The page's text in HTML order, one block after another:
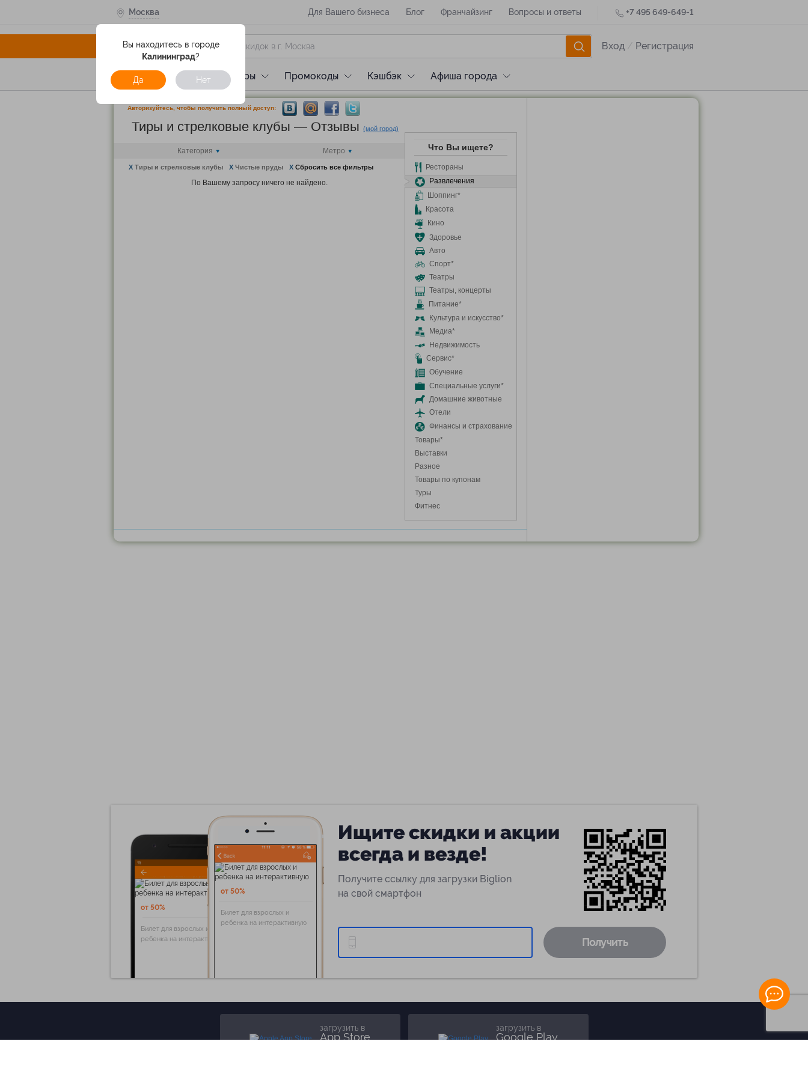
Москва Для Вашего бизнеса Блог Франчайзинг Вопросы и ответы +7 495 649-649-1
Вход / Регистрация
Вы находитесь в городе
Калининград?
Да Нет
Услуги Отели Туры Промокоды Кэшбэк Афиша города
Авторизуйтесь, чтобы получить полный доступ:
Тиры и стрелковые клубы — Отзывы (мой город)
Категория Метро
X Тиры и стрелковые клубы X Чистые пруды X Сбросить все фильтры
По Вашему запросу ничего не найдено.
Что Вы ищете?
Рестораны
Развлечения
Шоппинг*
Красота
Кино
Здоровье
Авто
Спорт*
Театры
Театры, концерты
Питание*
Культура и искусство*
Медиа*
Недвижимость
Сервис*
Обучение
Специальные услуги*
Домашние животные
Отели
Финансы и страхование
Товары*
Выставки
Разное
Товары по купонам
Туры
Фитнес
от 50%
Билет для взрослых и
ребенка на интерактивную
от 50%
Билет для взрослых и
ребенка на интерактивную
Ищите скидки и акции
всегда и везде!
Получите ссылку для загрузки Biglion
на свой смартфон
Получить
загрузить в
App Store
загрузить в
Google Play